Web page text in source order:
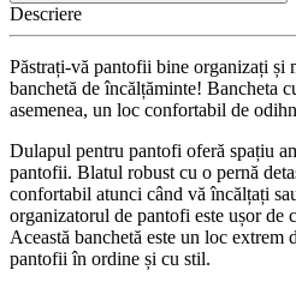
Descriere
Păstrați-vă pantofii bine organizați și
banchetă de încălțăminte! Bancheta
asemenea, un loc confortabil de
Dulapul pentru pantofi oferă spațiu
pantofii. Blatul robust cu o pernă
confortabil atunci când vă încălțați
organizatorul de pantofi este ușor de
Această banchetă este un loc extrem
pantofii în ordine și cu stil.